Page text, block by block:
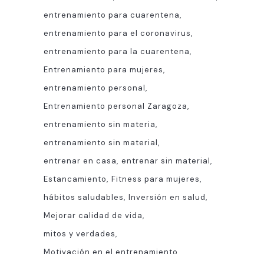
entrenamiento para cuarentena
entrenamiento para el coronavirus
entrenamiento para la cuarentena
Entrenamiento para mujeres
entrenamiento personal
Entrenamiento personal Zaragoza
entrenamiento sin materia
entrenamiento sin material
entrenar en casa entrenar sin material
Estancamiento Fitness para mujeres
hábitos saludables Inversión en salud
Mejorar calidad de vida
mitos y verdades